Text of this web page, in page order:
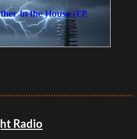
In the House (EP,
Radio